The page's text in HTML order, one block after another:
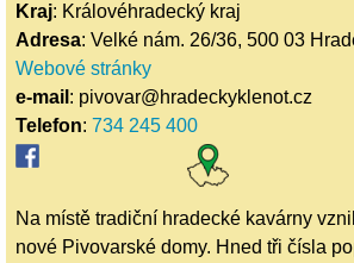
Kraj: Královéhradecký kraj
Adresa: Velké nám. 26/36, 500 03
Webové stránky
e-mail : pivovar@hradeckyklenot.cz
Telefon: 734 245 400
Na místě tradiční hradecké kavárny
nové Pivovarské domy. Hned tři čísla